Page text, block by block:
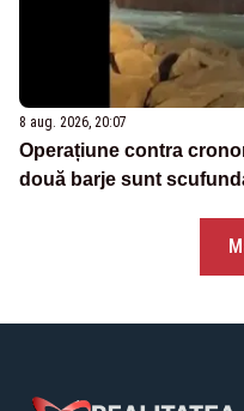
8 aug. 2026, 20:07
Operațiune contra
două barje sunt